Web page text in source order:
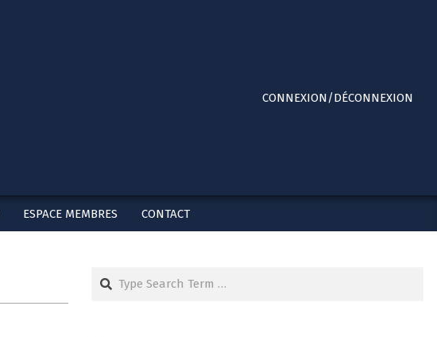
CONNEXION/DÉCONNEXION
ESPACE MEMBRES CONTACT
Search